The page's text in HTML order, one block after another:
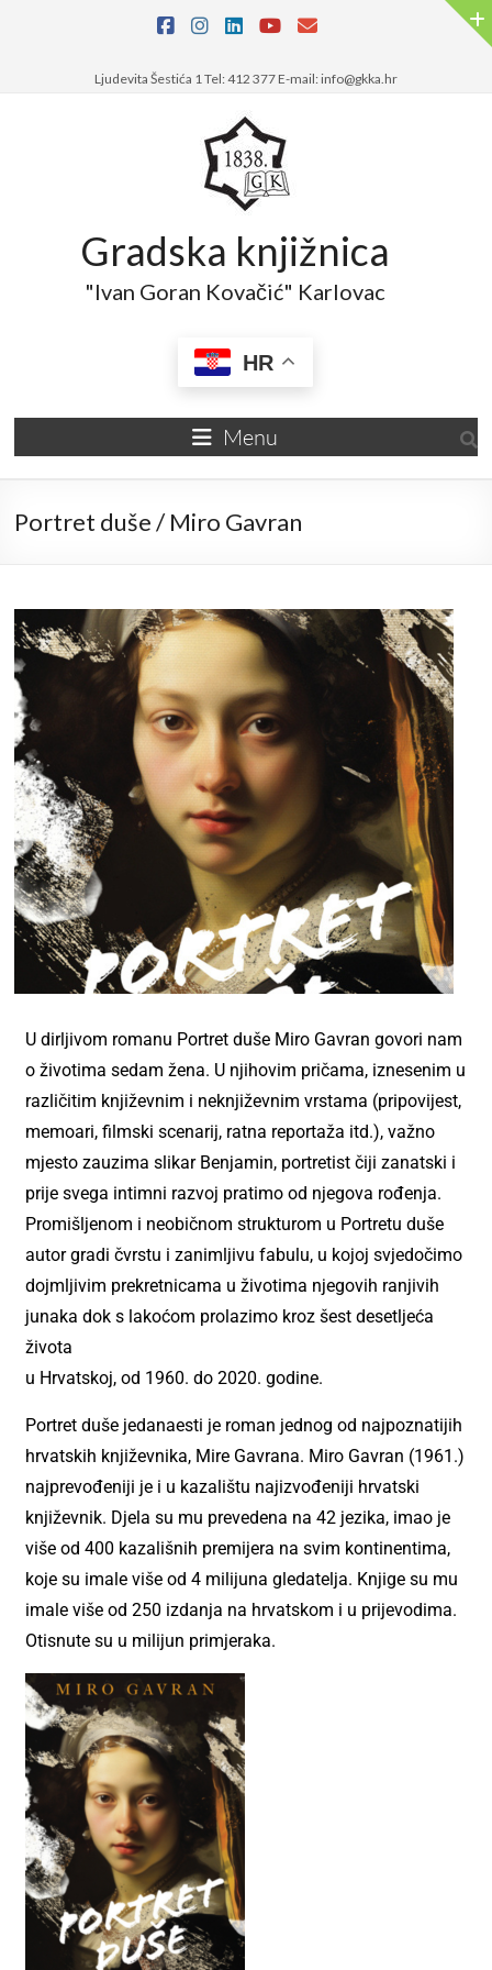
Ljudevita Šestića 1 Tel: 412 377 E-mail: info@gkka.hr
Gradska knjižnica
"Ivan Goran Kovačić" Karlovac
HR
Menu
Portret duše / Miro Gavran
U dirljivom romanu Portret duše Miro Gavran govori nam
o životima sedam žena. U njihovim pričama, iznesenim u
različitim književnim i neknjiževnim vrstama (pripovijest,
memoari, filmski scenarij, ratna reportaža itd.), važno
mjesto zauzima slikar Benjamin, portretist čiji zanatski i
prije svega intimni razvoj pratimo od njegova rođenja.
Promišljenom i neobičnom strukturom u Portretu duše
autor gradi čvrstu i zanimljivu fabulu, u kojoj svjedočimo
dojmljivim prekretnicama u životima njegovih ranjivih
junaka dok s lakoćom prolazimo kroz šest desetljeća
života
u Hrvatskoj, od 1960. do 2020. godine.
Portret duše jedanaesti je roman jednog od najpoznatijih
hrvatskih književnika, Mire Gavrana. Miro Gavran (1961.)
najprevođeniji je i u kazalištu najizvođeniji hrvatski
književnik. Djela su mu prevedena na 42 jezika, imao je
više od 400 kazališnih premijera na svim kontinentima,
koje su imale više od 4 milijuna gledatelja. Knjige su mu
imale više od 250 izdanja na hrvatskom i u prijevodima.
Otisnute su u milijun primjeraka.